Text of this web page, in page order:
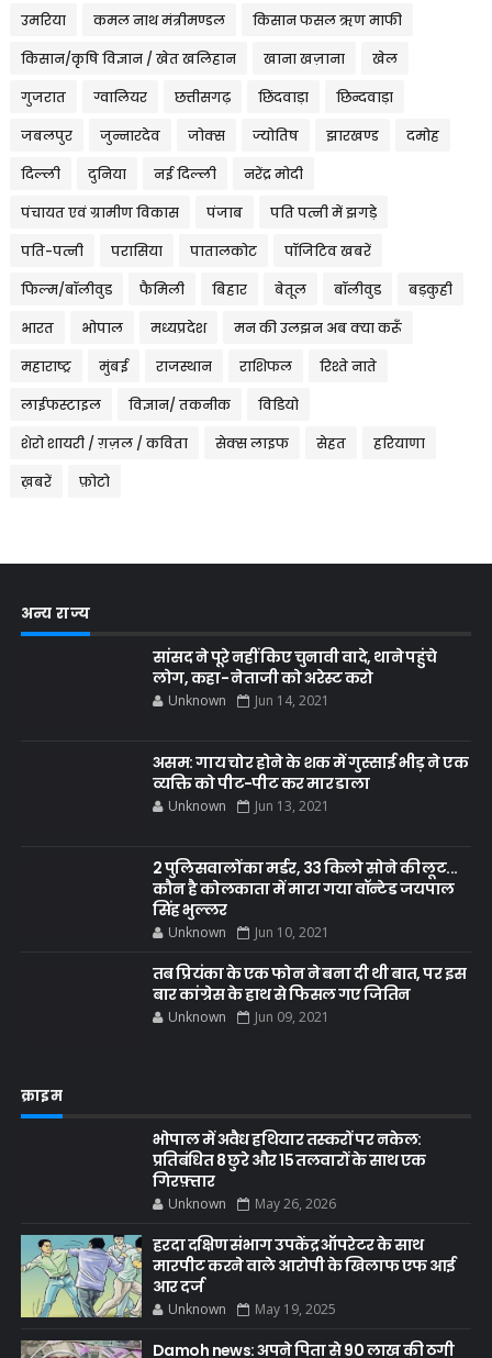
उमरिया कमल नाथ मंत्रीमण्डल किसान फसल ऋण माफी
किसान/कृषि विज्ञान / खेत खलिहान खाना खज़ाना खेल
गुजरात ग्वालियर छत्तीसगढ़ छिंदवाड़ा छिन्दवाड़ा
जबलपुर जुन्नारदेव जोक्स ज्योतिष झारखण्ड दमोह
दिल्ली दुनिया नई दिल्ली नरेंद्र मोदी
पंचायत एवं ग्रामीण विकास पंजाब पति पत्नी में झगड़े
पति-पत्नी परासिया पातालकोट पॉजिटिव खबरें
फिल्म/बॉलीवुड फैमिली बिहार बेतूल बॉलीवुड बड़कुही
भारत भोपाल मध्यप्रदेश मन की उलझन अब क्या करूँ
महाराष्ट्र मुंबई राजस्थान राशिफल रिश्ते नाते
लाईफस्टाइल विज्ञान/ तकनीक विडियो
शेरो शायरी / ग़ज़ल / कविता सेक्स लाइफ सेहत हरियाणा
ख़बरें फ़ोटो
अन्य राज्य
सांसद ने पूरे नहीं किए चुनावी वादे, थाने पहुंचे
लोग, कहा- नेताजी को अरेस्ट करो
Unknown Jun 14, 2021
असम: गाय चोर होने के शक में गुस्साई भीड़ ने एक
व्यक्ति को पीट-पीट कर मार डाला
Unknown Jun 13, 2021
2 पुलिसवालों का मर्डर, 33 किलो सोने की लूट...
कौन है कोलकाता में मारा गया वॉन्टेड जयपाल
सिंह भुल्लर
Unknown Jun 10, 2021
तब प्रियंका के एक फोन ने बना दी थी बात, पर इस
बार कांग्रेस के हाथ से फिसल गए जितिन
Unknown Jun 09, 2021
क्राइम
भोपाल में अवैध हथियार तस्करों पर नकेल:
प्रतिबंधित 8 छुरे और 15 तलवारों के साथ एक
गिरफ़्तार
Unknown May 26, 2026
हरदा दक्षिण संभाग उपकेंद्र ऑपरेटर के साथ
मारपीट करने वाले आरोपी के खिलाफ एफ आई
आर दर्ज
Unknown May 19, 2025
Damoh news: अपने पिता से 90 लाख की ठगी